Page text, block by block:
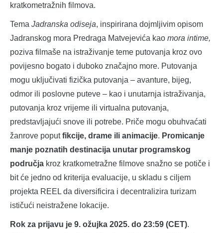
kratkometražnih filmova.
Tema Jadranska odiseja, inspirirana dojmljivim opisom
Jadranskog mora Predraga Matvejevića kao mora intime,
poziva filmaše na istraživanje teme putovanja kroz ovo
povijesno bogato i duboko značajno more. Putovanja
mogu uključivati fizička putovanja – avanture, bijeg,
odmor ili poslovne puteve – kao i unutarnja istraživanja,
putovanja kroz vrijeme ili virtualna putovanja,
predstavljajući snove ili potrebe. Priče mogu obuhvaćati
žanrove poputfikcije, drame ili animacije. Promicanje
manje poznatih destinacija unutar programskog
područja kroz kratkometražne filmove snažno se potiče i
bit će jedno od kriterija evaluacije, u skladu s ciljem
projekta REEL da diversificira i decentralizira turizam
ističući neistražene lokacije.
Rok za prijavu je 9. ožujka 2025. do 23:59 (CET).